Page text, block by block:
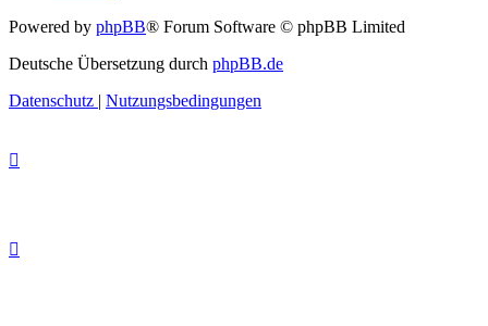
Powered by phpBB® Forum Software © phpBB Limited
Deutsche Übersetzung durch phpBB.de
Datenschutz | Nutzungsbedingungen